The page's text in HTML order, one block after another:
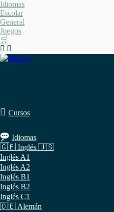
Saltar
al
contenido
Idiomas
Escolar
General
Juegos
🛒
Cursos
Idiomas
🇬🇧 Inglés 🇺🇸
Inglés A1
Inglés A2
Inglés B1
Inglés B2
Inglés C1
🇩🇪 Alemán